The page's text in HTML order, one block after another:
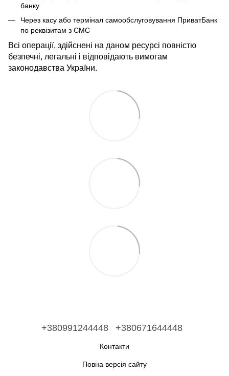
банку
Через касу або термінал самообслуговування ПриватБанк
по реквізитам з СМС
Всі операції, здійснені на даном ресурсі повністю
безпечні, легальні і відповідають вимогам
законодавства України.
+380991244448 +380671644448
Контакти
Повна версія сайту